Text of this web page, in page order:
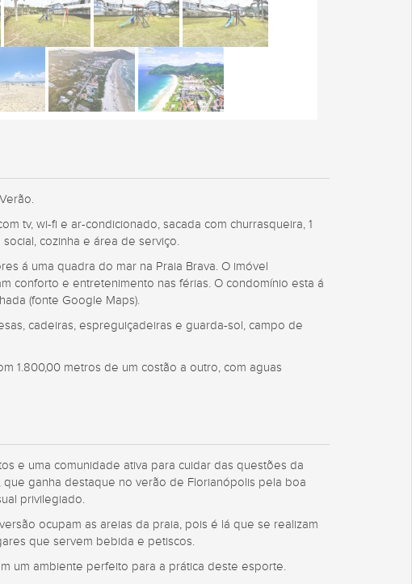
tv, wi-fi e ar-condicionado, sacada com churrasqueira, 1
cozinha e área de serviço.
á uma quadra do mar na Praia Brava. O imóvel
conforto e entretenimento nas férias. O condomínio esta á
(fonte Google Maps).
cadeiras, espreguiçadeiras e guarda-sol, campo de
1.800,00 metros de um costão a outro, com aguas
e uma comunidade ativa para cuidar das questões da
ganha destaque no verão de Florianópolis pela boa
privilegiado.
ocupam as areias da praia, pois é lá que se realizam
que servem bebida e petiscos.
um ambiente perfeito para a prática deste esporte.